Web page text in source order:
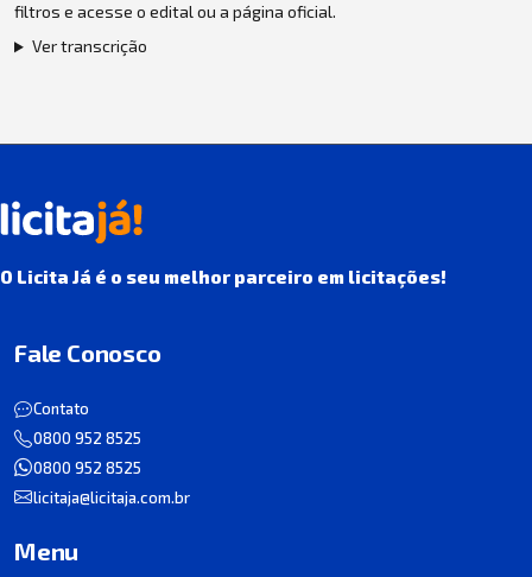
filtros e acesse o edital ou a página oficial.
Ver transcrição
O Licita Já é o seu melhor parceiro em licitações!
Fale Conosco
Contato
0800 952 8525
0800 952 8525
licitaja@licitaja.com.br
Menu